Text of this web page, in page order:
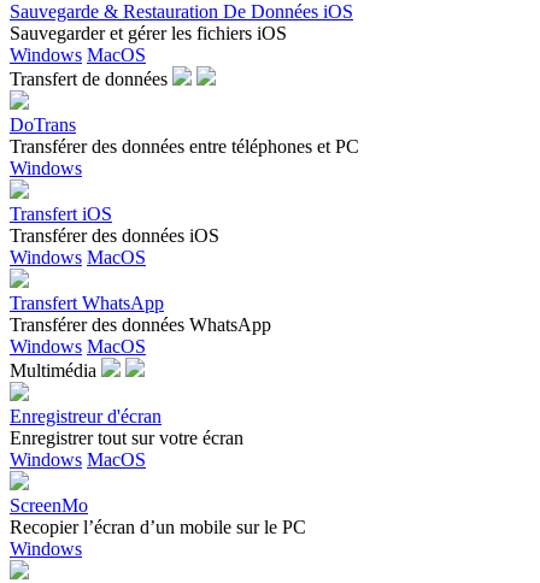
Sauvegarde & Restauration De Données iOS
Sauvegarder et gérer les fichiers iOS
Windows MacOS
Transfert de données
DoTrans
Transférer des données entre téléphones et PC
Windows
Transfert iOS
Transférer des données iOS
Windows MacOS
Transfert WhatsApp
Transférer des données WhatsApp
Windows MacOS
Multimédia
Enregistreur d'écran
Enregistrer tout sur votre écran
Windows MacOS
ScreenMo
Recopier l’écran d’un mobile sur le PC
Windows